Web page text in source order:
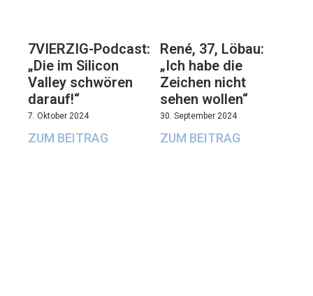
7VIERZIG-Podcast:
„Die im Silicon
Valley schwören
darauf!“
7. Oktober 2024
ZUM BEITRAG
René, 37, Löbau:
„Ich habe die
Zeichen nicht
sehen wollen“
30. September 2024
ZUM BEITRAG